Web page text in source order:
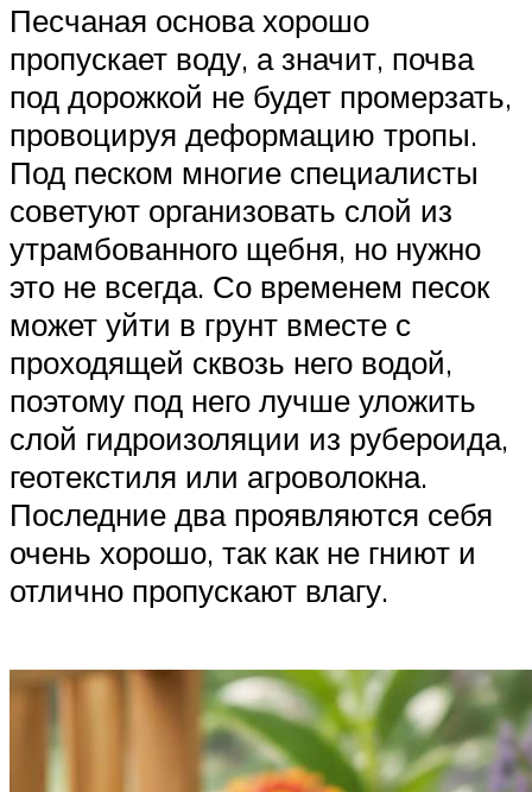
Песчаная основа хорошо
пропускает воду, а значит, почва
под дорожкой не будет промерзать,
провоцируя деформацию тропы.
Под песком многие специалисты
советуют организовать слой из
утрамбованного щебня, но нужно
это не всегда. Со временем песок
может уйти в грунт вместе с
проходящей сквозь него водой,
поэтому под него лучше уложить
слой гидроизоляции из рубероида,
геотекстиля или агроволокна.
Последние два проявляются себя
очень хорошо, так как не гниют и
отлично пропускают влагу.